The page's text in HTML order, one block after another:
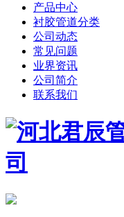
产品中心
衬胶管道分类
公司动态
常见问题
业界资讯
公司简介
联系我们